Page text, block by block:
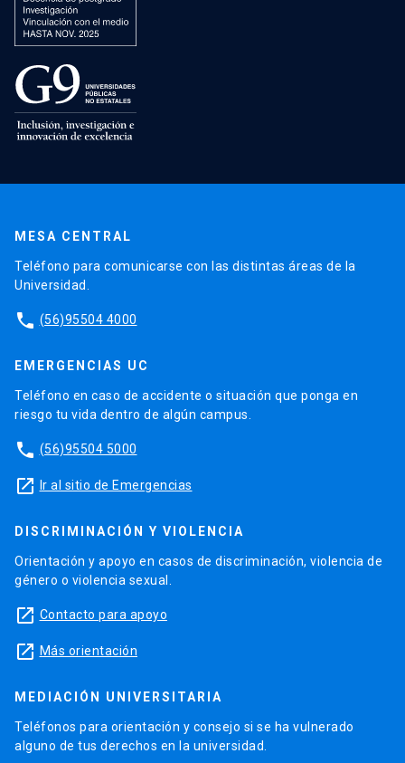
MESA CENTRAL
Teléfono para comunicarse con las distintas áreas de la
Universidad.
phone (56)95504 4000
EMERGENCIAS UC
Teléfono en caso de accidente o situación que ponga en
riesgo tu vida dentro de algún campus.
phone (56)95504 5000
launch Ir al sitio de Emergencias
DISCRIMINACIÓN Y VIOLENCIA
Orientación y apoyo en casos de discriminación, violencia de
género o violencia sexual.
launch Contacto para apoyo
launch Más orientación
MEDIACIÓN UNIVERSITARIA
Teléfonos para orientación y consejo si se ha vulnerado
alguno de tus derechos en la universidad.